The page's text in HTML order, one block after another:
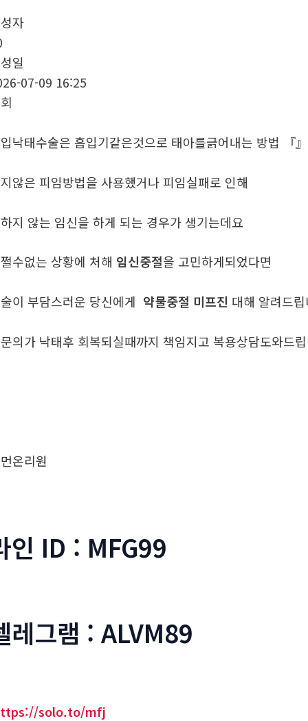
자
일
07-09 16:25
낙태수술은 흡입기같은것으로 태아를긁어내는 방법 『
않은 피임방법을 사용했거나 피임실패로 인해
지 않는 임신을 하게 되는 경우가 생기는데요
수없는 상황에 처해 임신중절을 고민하게되었다면
이 부담스러운 당신에게 약물중절 미프진 대해 알려드
의가 낙태후 회복되실때까지 책임지고 복용상담도와드
온리원
인 ID : MFG99
레그램 : ALVM89
solo.to/mfj